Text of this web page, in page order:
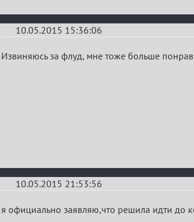
Маф-
сити.10.05.2015 15:36:06
Re:
Маф-
сити.
Извиняюсь за флуд, мне тоже больше
10.05.2015 21:53:56
Re:
я официально заявляю,что решила идти до